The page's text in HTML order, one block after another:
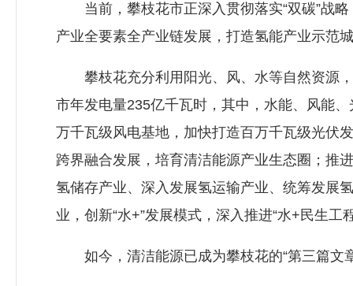
当前，攀枝花市正深入贯彻落实“双碳”战略
产业全要素全产业链发展，打造氢能产业示范
攀枝花充分利用阳光、风、水等自然资源，
市年发电量235亿千瓦时，其中，水能、风能
万千瓦级风电基地，加快打造百万千瓦级光伏
跨界融合发展，培育清洁能源产业生态圈；推
氢储存产业、深入发展氢运输产业、统筹发展
业，创新“水+”发展模式，深入推进“水+民生工
如今，清洁能源已成为攀枝花的“第三篇文